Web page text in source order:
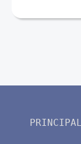
PRINCIPAL